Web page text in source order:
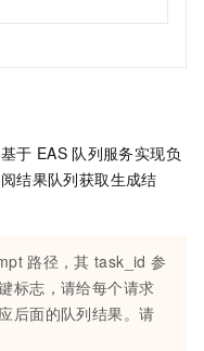
于 EAS 队列服务实现负
结果队列获取生成结
路径，其 task_id 参
标志，请给每个请求
后面的队列结果。请